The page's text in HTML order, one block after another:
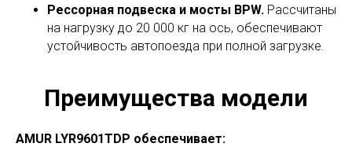
Рессорная подвеска и мосты BPW. Рассчитаны
на нагрузку до 20 000 кг на ось, обеспечивают
устойчивость автопоезда при полной загрузке.
Преимущества модели
AMUR LYR9601TDP обеспечивает: